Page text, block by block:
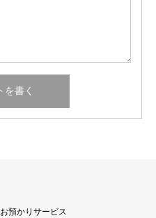
お預かりサービス